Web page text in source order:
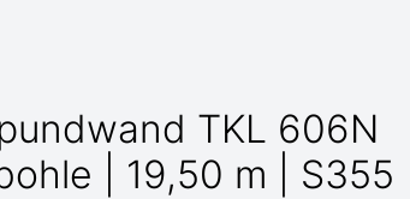
TKL 606N
| 19,50 m | S355